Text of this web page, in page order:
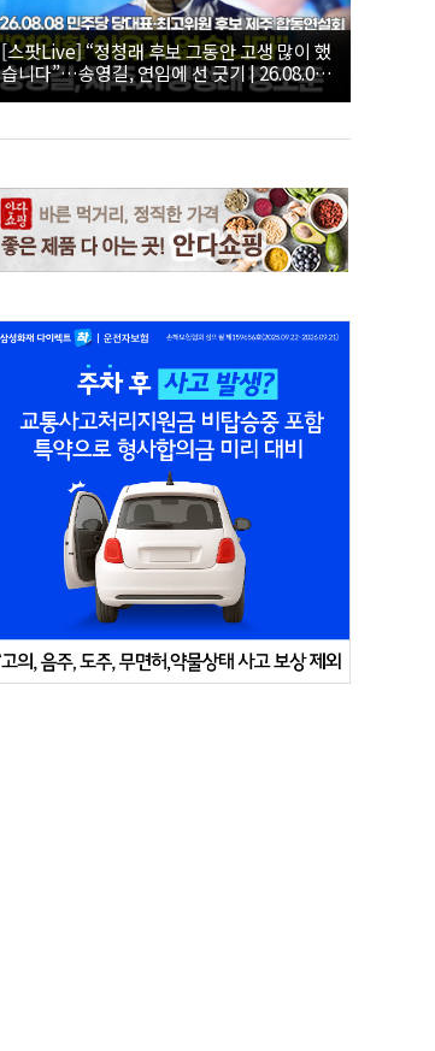
[스팟Live] “정청래 후보 그동안 고생 많이 했
습니다”…송영길, 연임에 선 긋기 | 26.08.08
더불어민주당 당대표·최고위원 후보 제주 합